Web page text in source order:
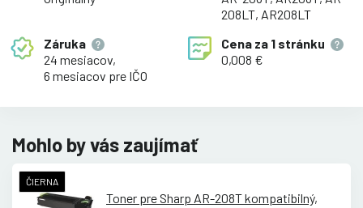
208LT, AR208LT
Záruka
24 mesiacov,
6 mesiacov pre IČO
Cena za 1 stránku
0,008 €
Mohlo by vás zaujímať
ČIERNA
Toner pre Sharp AR-208T kompatibilný,